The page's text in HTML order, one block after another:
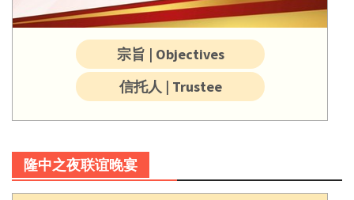
宗旨 | Objectives
信托人 | Trustee
隆中之夜联谊晚宴